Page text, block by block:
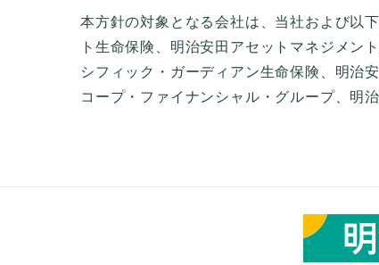
本方針の対象となる会社は、当社および以
ト生命保険、明治安田アセットマネジメン
シフィック・ガーディアン生命保険、明治
コープ・ファイナンシャル・グループ、明